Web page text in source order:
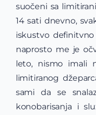
suočeni sa
14 sati dnevno,
iskustvo
naprosto me je
leto, nismo imali
limitiranog
sami da se
konobarisanja i